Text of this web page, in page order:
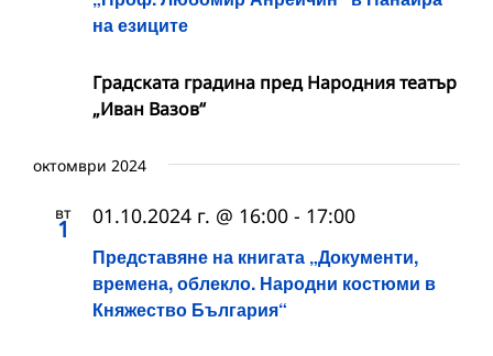
на езиците
Градската градина пред Народния театър
„Иван Вазов“
октомври 2024
вт
1
Представяне на книгата „Документи,
времена, облекло. Народни костюми в
Княжество България“
01.10.2024 г. @ 16:00 - 17:00